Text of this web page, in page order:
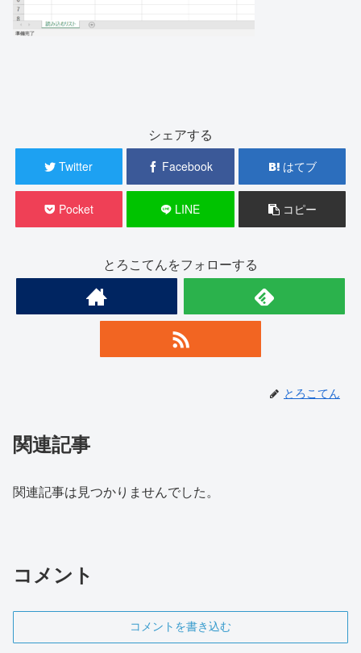
シェアする
Twitter Facebook はてブ
Pocket LINE コピー
とろこてんをフォローする
とろこてん
関連記事
関連記事は見つかりませんでした。
コメント
コメントを書き込む